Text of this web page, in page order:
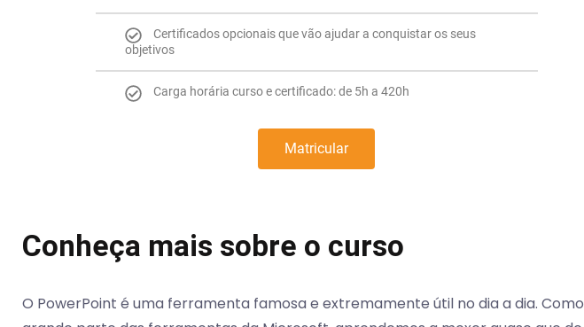
Certificados opcionais que vão ajudar a conquistar os seus
objetivos
Carga horária curso e certificado: de 5h a 420h
Matricular
Conheça mais sobre o curso
O PowerPoint é uma ferramenta famosa e extremamente útil no dia a dia. Como